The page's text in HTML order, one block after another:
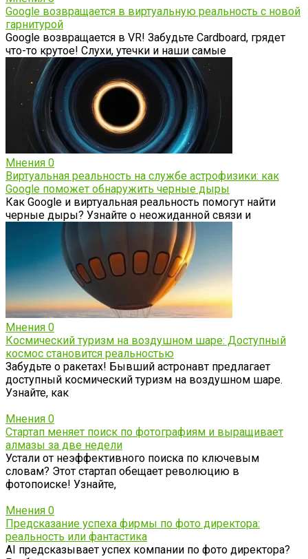
Google возвращается в виртуальную реальность с новой
гарнитурой
Google возвращается в VR! Забудьте Cardboard, грядет
что-то крутое! Слухи, утечки и наши самые
Мнения 0
Виртуальная реальность на службе астрофизики: как
Google поможет обнаружить черные дыры
Как Google и виртуальная реальность помогут найти
черные дыры? Узнайте о неожиданной связи и
Мнения 0
Космический туризм на воздушном шаре: Доступный
космос становится реальностью
Забудьте о ракетах! Бывший астронавт предлагает
доступный космический туризм на воздушном шаре.
Узнайте, как
Мнения 0
Стартап меняет поиск по фотографиям и выращивает
алмазы за две недели
Устали от неэффективного поиска по ключевым
словам? Этот стартап обещает революцию в
фотопоиске! Узнайте,
Мнения 0
Предсказание успеха фирмы по фото директора:
реальность или фантастика
AI предсказывает успех компании по фото директора?